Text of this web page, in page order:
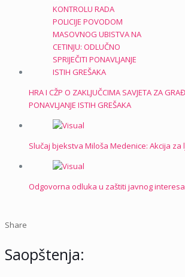
HRA I CŽP O ZAKLJUČCIMA SAVJETA ZA
PONAVLJANJE ISTIH GREŠAKA
Slučaj bjekstva Miloša Medenice: Akcija
Odgovorna odluka u zaštiti javnog interesa
Share
Saopštenja: